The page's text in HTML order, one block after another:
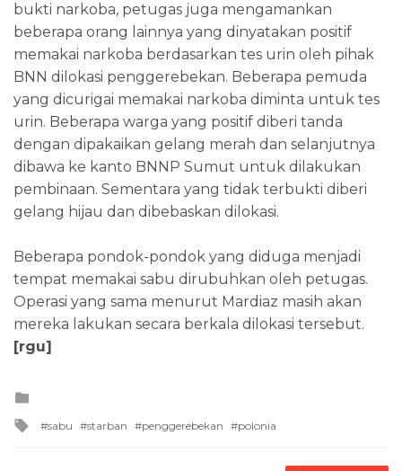
bukti narkoba, petugas juga mengamankan
beberapa orang lainnya yang dinyatakan positif
memakai narkoba berdasarkan tes urin oleh pihak
BNN dilokasi penggerebekan. Beberapa pemuda
yang dicurigai memakai narkoba diminta untuk tes
urin. Beberapa warga yang positif diberi tanda
dengan dipakaikan gelang merah dan selanjutnya
dibawa ke kanto BNNP Sumut untuk dilakukan
pembinaan. Sementara yang tidak terbukti diberi
gelang hijau dan dibebaskan dilokasi.
Beberapa pondok-pondok yang diduga menjadi
tempat memakai sabu dirubuhkan oleh petugas.
Operasi yang sama menurut Mardiaz masih akan
mereka lakukan secara berkala dilokasi tersebut.
[rgu]
Tagged
sabu starban penggerebekan polonia